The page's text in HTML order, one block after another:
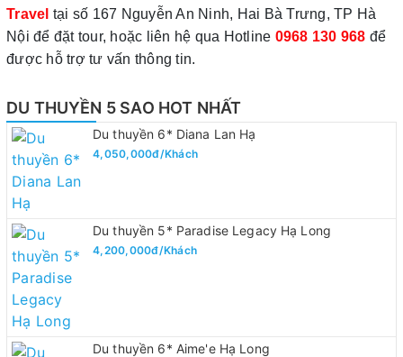
Travel tại số 167 Nguyễn An Ninh, Hai Bà Trưng, TP Hà
Nội để đặt tour, hoặc liên hệ qua Hotline 0968 130 968 để
được hỗ trợ tư vấn thông tin.
DU THUYỀN 5 SAO HOT NHẤT
Du thuyền 6* Diana Lan Hạ
4,050,000đ/Khách
Du thuyền 5* Paradise Legacy Hạ Long
4,200,000đ/Khách
Du thuyền 6* Aime'e Hạ Long